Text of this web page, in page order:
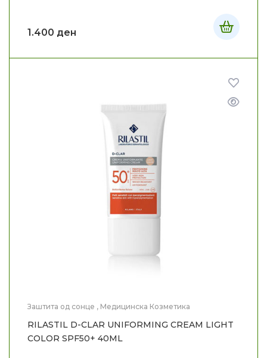
1.400 ден
Заштита од сонце , Медицинска Козметика
RILASTIL D-CLAR UNIFORMING CREAM LIGHT
COLOR SPF50+ 40ML